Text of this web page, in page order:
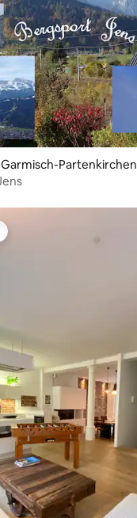
Partenkirchen